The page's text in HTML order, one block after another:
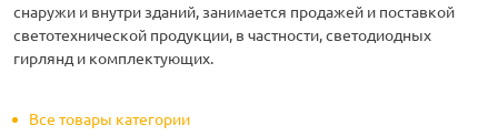
снаружи и внутри зданий, занимается продажей и поставкой
светотехнической продукции, в частности, светодиодных
гирлянд и комплектующих.
Все товары категории